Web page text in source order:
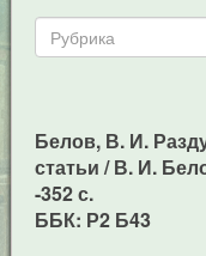
Белов, В. И.
статьи / В. И.
-352 с.
ББК: Р2 Б43